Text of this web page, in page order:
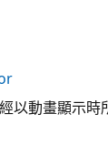
以動畫顯示時